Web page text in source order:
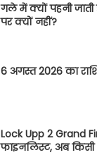
गले में क्यों पहनी
पर क्यों नहीं?
6 अगस्त 2026 का
Lock Upp 2 Grand
फाइनलिस्ट, अब किसी